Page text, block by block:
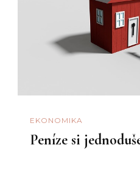
EKONOMIKA
Peníze si